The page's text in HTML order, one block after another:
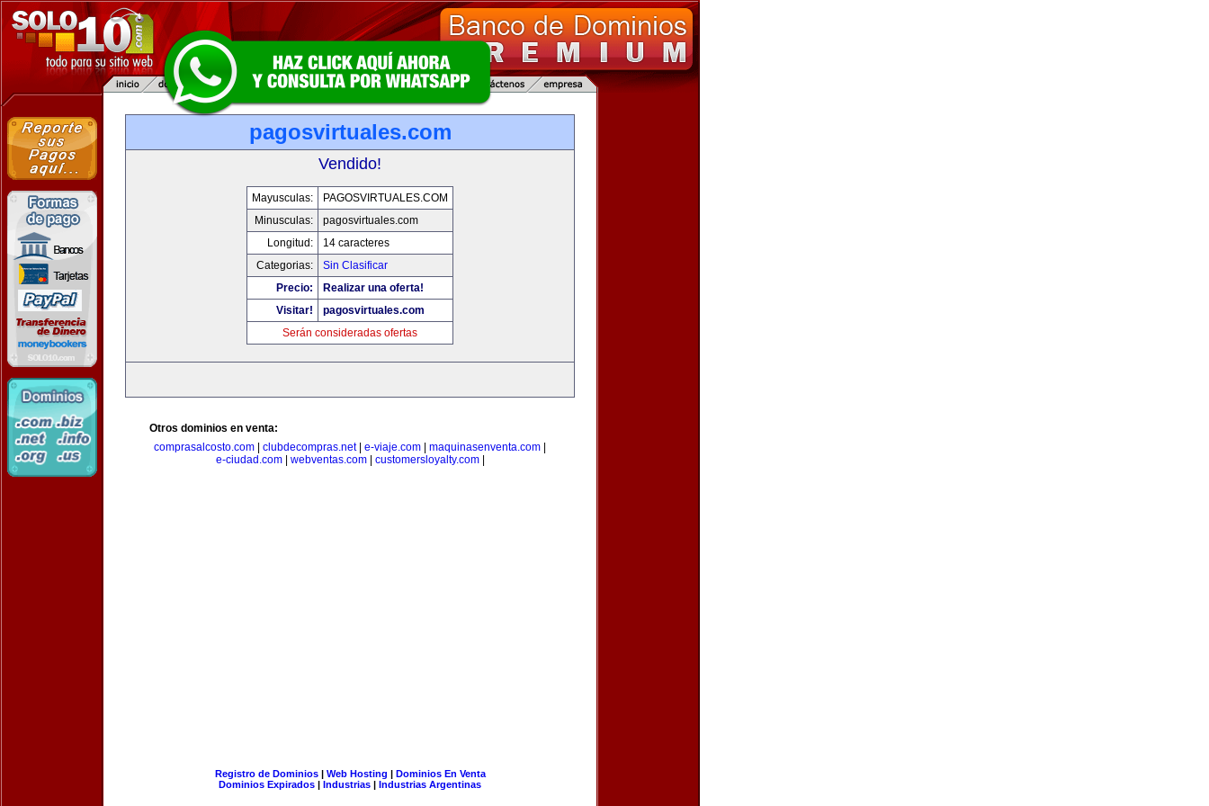
pagosvirtuales.com
Vendido!
Mayusculas:
PAGOSVIRTUALES.COM
Minusculas:
pagosvirtuales.com
Longitud:
14 caracteres
Categorias:
Sin Clasificar
Precio:
Realizar una oferta!
Visitar!
pagosvirtuales.com
Serán consideradas ofertas
Otros dominios en venta:
comprasalcosto.com
clubdecompras.net| e-viaje.com maquinasenventa.com
e-ciudad.com| webventas.com| customersloyalty.com|
Registro de Dominios| Web Hosting | Dominios En Venta
Dominios Expirados | Industrias | Industrias Argentinas